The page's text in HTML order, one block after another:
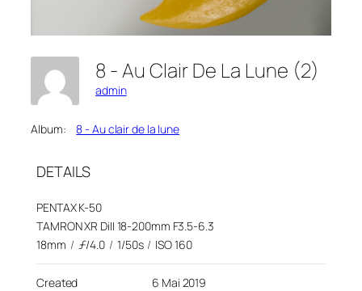
8 - Au Clair De La Lune (2)
admin
Album: 8 - Au clair de la lune
DETAILS
PENTAX K-50
TAMRON XR DiII 18-200mm F3.5-6.3
18mm / ƒ/4.0 / 1/50s / ISO 160
Created
6 Mai 2019